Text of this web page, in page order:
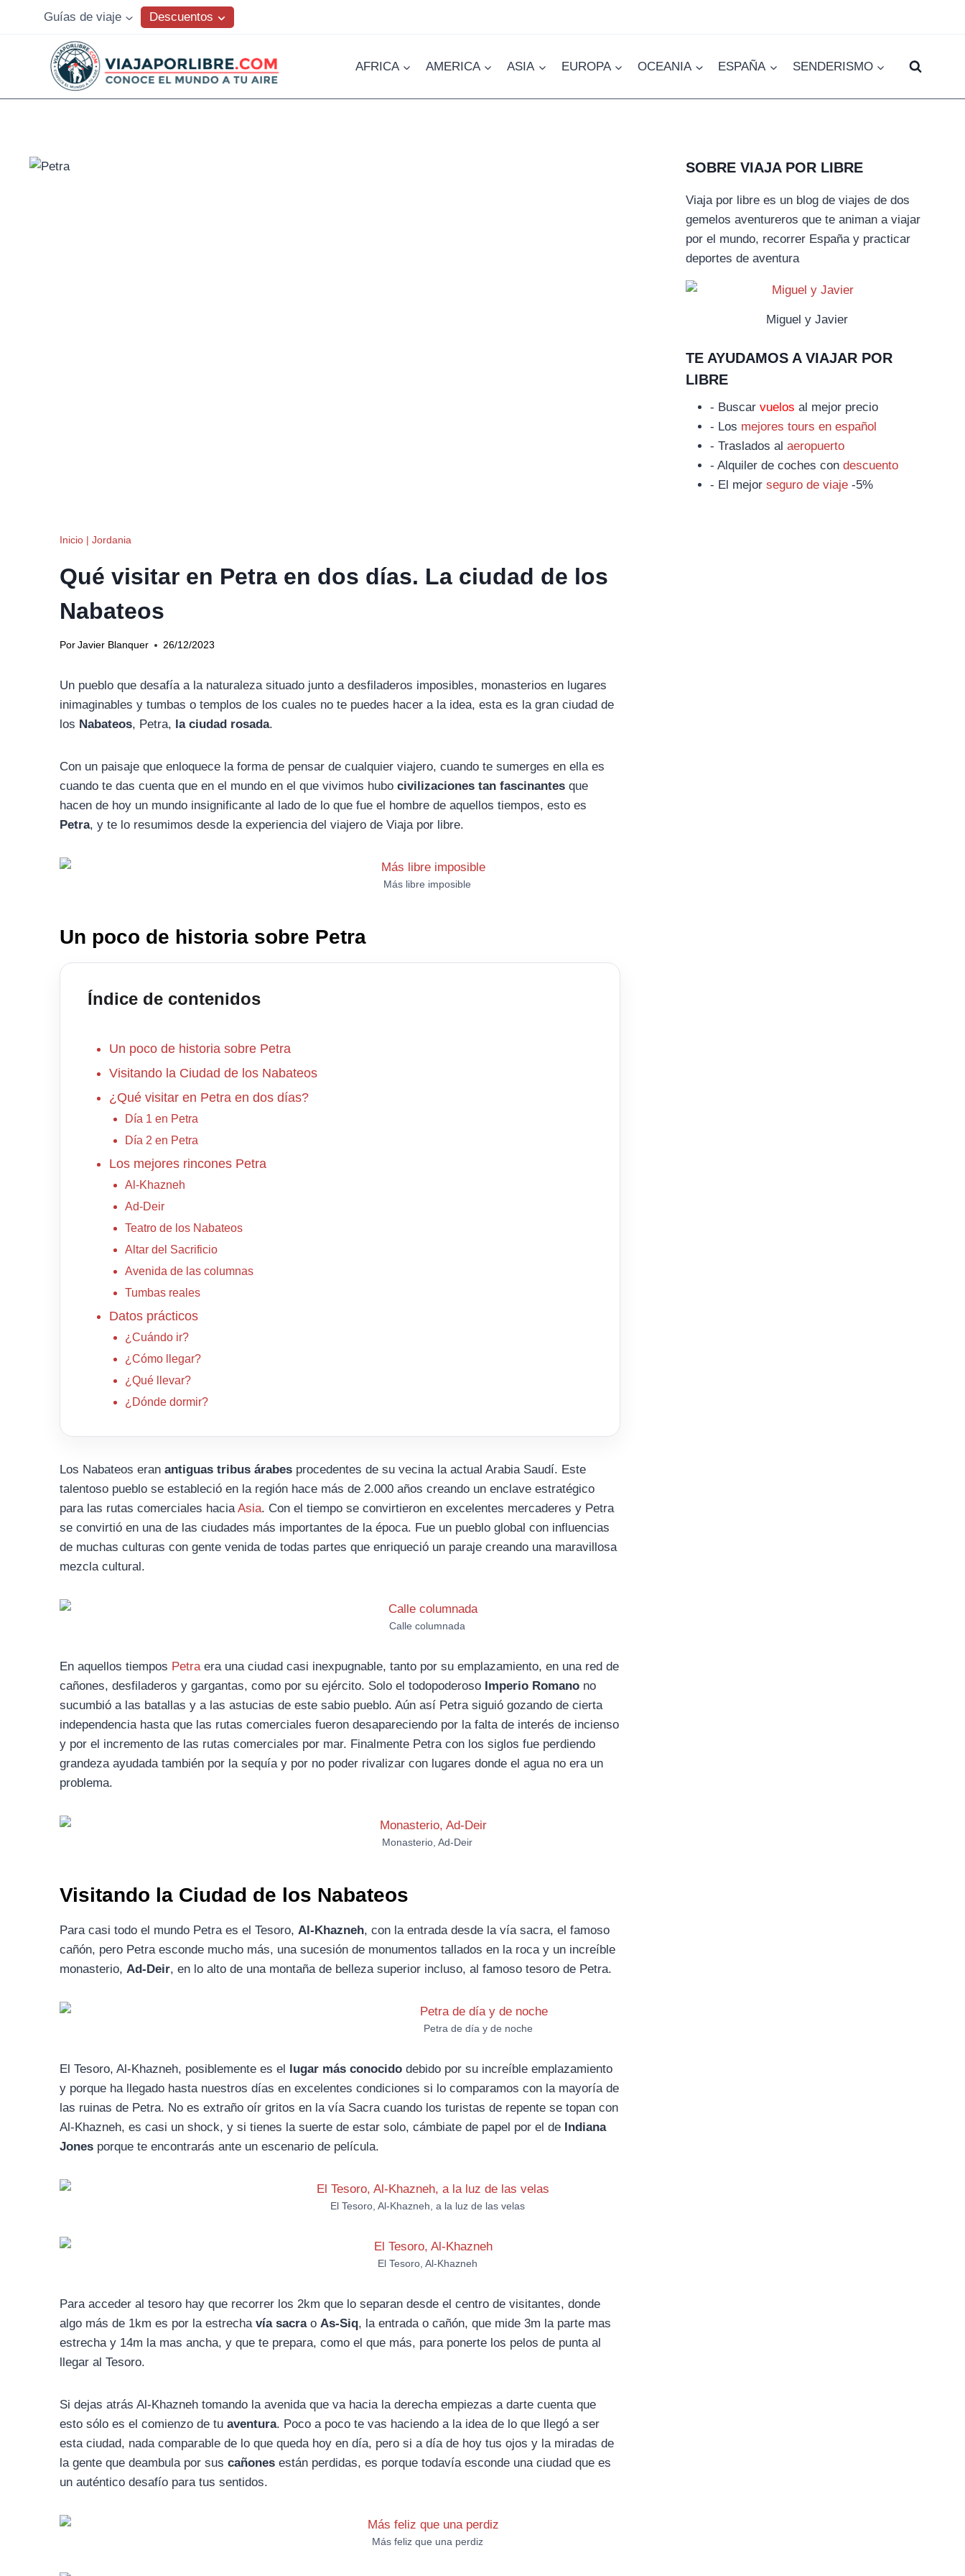
Guías de viaje Descuentos
AFRICA AMERICA ASIA EUROPA OCEANIA ESPAÑA SENDERISMO
Inicio | Jordania
Qué visitar en Petra en dos días. La ciudad de los
Nabateos
Por Javier Blanquer 26/12/2023
Un pueblo que desafía a la naturaleza situado junto a desfiladeros imposibles, monasterios en lugares
inimaginables y tumbas o templos de los cuales no te puedes hacer a la idea, esta es la gran ciudad de
los Nabateos, Petra, la ciudad rosada.
Con un paisaje que enloquece la forma de pensar de cualquier viajero, cuando te sumerges en ella es
cuando te das cuenta que en el mundo en el que vivimos hubo civilizaciones tan fascinantes que
hacen de hoy un mundo insignificante al lado de lo que fue el hombre de aquellos tiempos, esto es
Petra, y te lo resumimos desde la experiencia del viajero de Viaja por libre.
Más libre imposible
Un poco de historia sobre Petra
Índice de contenidos
Un poco de historia sobre Petra
Visitando la Ciudad de los Nabateos
¿Qué visitar en Petra en dos días?
Día 1 en Petra
Día 2 en Petra
Los mejores rincones Petra
Al-Khazneh
Ad-Deir
Teatro de los Nabateos
Altar del Sacrificio
Avenida de las columnas
Tumbas reales
Datos prácticos
¿Cuándo ir?
¿Cómo llegar?
¿Qué llevar?
¿Dónde dormir?
Los Nabateos eran antiguas tribus árabes procedentes de su vecina la actual Arabia Saudí. Este
talentoso pueblo se estableció en la región hace más de 2.000 años creando un enclave estratégico
para las rutas comerciales haciaAsia. Con el tiempo se convirtieron en excelentes mercaderes y Petra
se convirtió en una de las ciudades más importantes de la época. Fue un pueblo global con influencias
de muchas culturas con gente venida de todas partes que enriqueció un paraje creando una maravillosa
mezcla cultural.
Calle columnada
En aquellos tiempos Petraera una ciudad casi inexpugnable, tanto por su emplazamiento, en una red de
cañones, desfiladeros y gargantas, como por su ejército. Solo el todopoderoso Imperio Romano no
sucumbió a las batallas y a las astucias de este sabio pueblo. Aún así Petra siguió gozando de cierta
independencia hasta que las rutas comerciales fueron desapareciendo por la falta de interés de incienso
y por el incremento de las rutas comerciales por mar. Finalmente Petra con los siglos fue perdiendo
grandeza ayudada también por la sequía y por no poder rivalizar con lugares donde el agua no era un
problema.
Monasterio, Ad-Deir
Visitando la Ciudad de los Nabateos
Para casi todo el mundo Petra es el Tesoro, Al-Khazneh, con la entrada desde la vía sacra, el famoso
cañón, pero Petra esconde mucho más, una sucesión de monumentos tallados en la roca y un increíble
monasterio, Ad-Deir, en lo alto de una montaña de belleza superior incluso, al famoso tesoro de Petra.
Petra de día y de noche
El Tesoro, Al-Khazneh, posiblemente es el lugar más conocido debido por su increíble emplazamiento
y porque ha llegado hasta nuestros días en excelentes condiciones si lo comparamos con la mayoría de
las ruinas de Petra. No es extraño oír gritos en la vía Sacra cuando los turistas de repente se topan con
Al-Khazneh, es casi un shock, y si tienes la suerte de estar solo, cámbiate de papel por el de Indiana
Jones porque te encontrarás ante un escenario de película.
El Tesoro, Al-Khazneh, a la luz de las velas
El Tesoro, Al-Khazneh
Para acceder al tesoro hay que recorrer los 2km que lo separan desde el centro de visitantes, donde
algo más de 1km es por la estrecha vía sacra o As-Siq, la entrada o cañón, que mide 3m la parte mas
estrecha y 14m la mas ancha, y que te prepara, como el que más, para ponerte los pelos de punta al
llegar al Tesoro.
Si dejas atrás Al-Khazneh tomando la avenida que va hacia la derecha empiezas a darte cuenta que
esto sólo es el comienzo de tu aventura. Poco a poco te vas haciendo a la idea de lo que llegó a ser
esta ciudad, nada comparable de lo que queda hoy en día, pero si a día de hoy tus ojos y la miradas de
la gente que deambula por sus cañones están perdidas, es porque todavía esconde una ciudad que es
un auténtico desafío para tus sentidos.
Más feliz que una perdiz
SOBRE VIAJA POR LIBRE
Viaja por libre es un blog de viajes de dos
gemelos aventureros que te animan a viajar
por el mundo, recorrer España y practicar
deportes de aventura
Miguel y Javier
TE AYUDAMOS A VIAJAR POR
LIBRE
- Buscarvuelos al mejor precio
- Los mejores tours en español
- Traslados alaeropuerto
- Alquiler de coches condescuento
- El mejorseguro de viaje -5%